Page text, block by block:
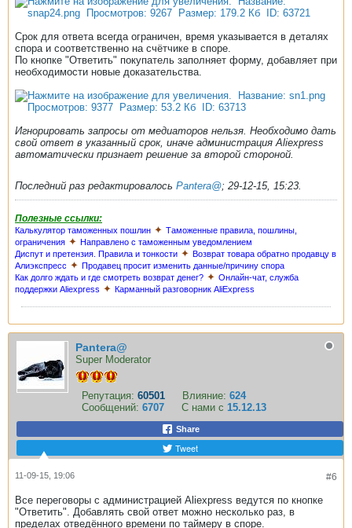
Срок для ответа всегда ограничен, время указывается в деталях
спора и соответственно на счётчике в споре.
По кнопке "Ответить" покупатель заполняет форму, добавляет при
необходимости новые доказательства.
Игнорировать запросы от медиаторов нельзя. Необходимо дать
свой ответ в указанный срок, иначе администрация Aliexpress
автоматически признает решение за второй стороной.
Последний раз редактировалось Pantera@; 29-12-15, 15:23
Полезные ссылки:
Калькулятор таможенных пошлин ✦ Таможенные правила, пошлины,
ограничения ✦ Направлено с таможенным уведомлением
Диспут и претензия. Правила и тонкости ✦ Возврат товара обратно продавцу в
Алиэкспресс ✦ Продавец просит изменить данные/причину спора
Как долго ждать и где смотреть возврат денег? ✦ Онлайн-чат, служба
поддержки Aliexpress ✦ Карманный разговорник AliExpress
Pantera@
Super Moderator
Репутация: 60501 Влияние: 624
Сообщений: 6707 С нами с 15.12.13
Share
Tweet
#6
11-09-15, 19:06
Все переговоры с администрацией Aliexpress ведутся по кнопке
"Ответить". Добавлять свой ответ можно несколько раз, в
пределах отведённого времени по таймеру в споре.